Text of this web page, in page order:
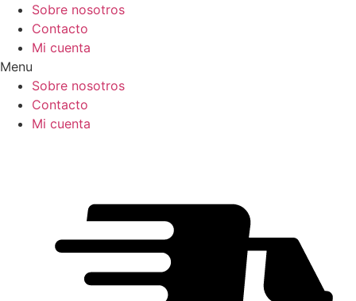
contenido
Sobre nosotros
Contacto
Mi cuenta
Menu
Sobre nosotros
Contacto
Mi cuenta